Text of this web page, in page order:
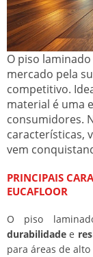
O piso
mercado pela
competitivo.
material é uma
consumidores.
características,
vem
PRINCIPAIS
EUCAFLOOR
O piso
durabilidade e
para áreas de